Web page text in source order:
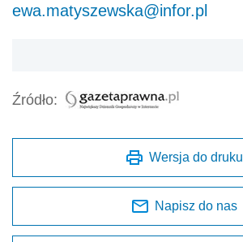
ewa.matyszewska@infor.pl
Źródło:
Wersja do druku
Napisz do nas